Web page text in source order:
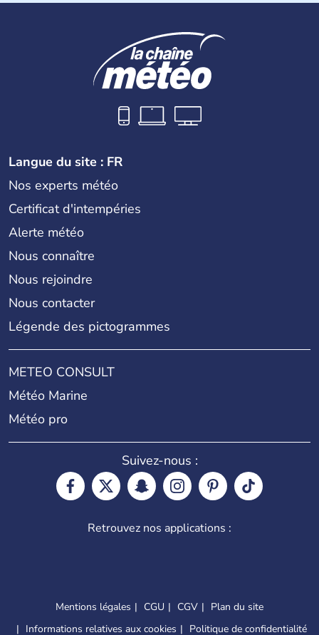
Alpes jusqu’à l’Adriatique. Sa capitale est
devenue très touristique depuis une quinzaine d’années,
les villes les plus visitées s’appellent
Plus de neuf millions de personnes transitent chaque
année par le pays.
Langue du site : FR
Nos experts météo
Certificat d'intempéries
Alerte météo
Nous connaître
Nous rejoindre
Nous contacter
Légende des pictogrammes
METEO CONSULT
Météo Marine
Météo pro
Suivez-nous :
Retrouvez nos applications :
Mentions légales CGU CGV
Plan du site
Informations relatives aux cookies
Politique de confidentialité